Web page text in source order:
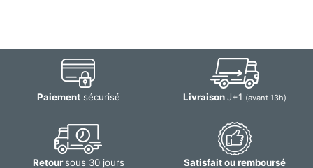
Paiementsécurisé LivraisonJ+1 (avant 13h)
Retoursous 30 jours Satisfait ou remboursé